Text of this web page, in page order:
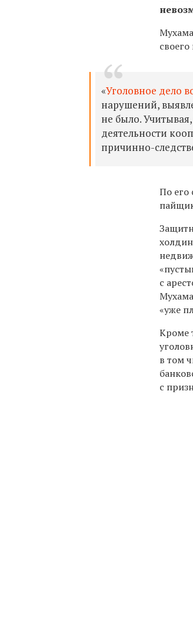
«Уголовное дело
нарушений,
не было.
деятельности
причинно-
По его
с
«уже
Кроме
в том
с